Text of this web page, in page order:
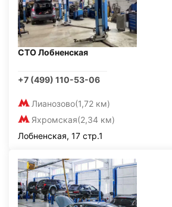
СТО Лобненская
+7 (499) 110-53-06
Лианозово(1,72 км)
Яхромская(2,34 км)
Лобненская, 17 стр.1